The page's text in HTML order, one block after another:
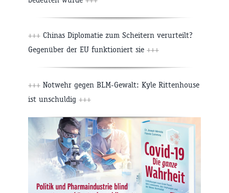
+++ Chinas Diplomatie zum Scheitern verurteilt?
Gegenüber der EU funktioniert sie +++
+++ Notwehr gegen BLM-Gewalt: Kyle Rittenhouse
ist unschuldig +++